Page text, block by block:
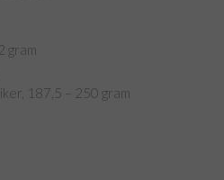
gram
187,5 – 250 gram